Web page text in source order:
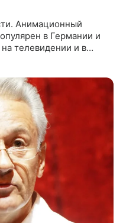
Анимационный
в Германии и
телевидении и в